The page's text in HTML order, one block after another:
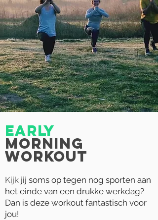
Early
morning
workout
Kijk jij soms op tegen nog sporten aan
het einde van een drukke werkdag?
Dan is deze workout fantastisch voor
jou!